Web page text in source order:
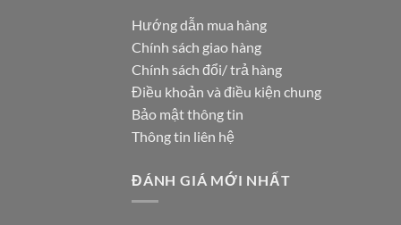
Hướng dẫn mua hàng
Chính sách giao hàng
Chính sách đổi/ trả hàng
Điều khoản và điều kiện chung
Bảo mật thông tin
Thông tin liên hệ
ĐÁNH GIÁ MỚI NHẤT